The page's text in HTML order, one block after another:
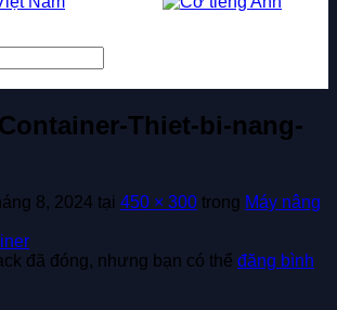
Thiet-bi-nang-
8, 2024 tại 450 × 300 trong Máy nâng
đã đóng, nhưng bạn có thể đăng bình